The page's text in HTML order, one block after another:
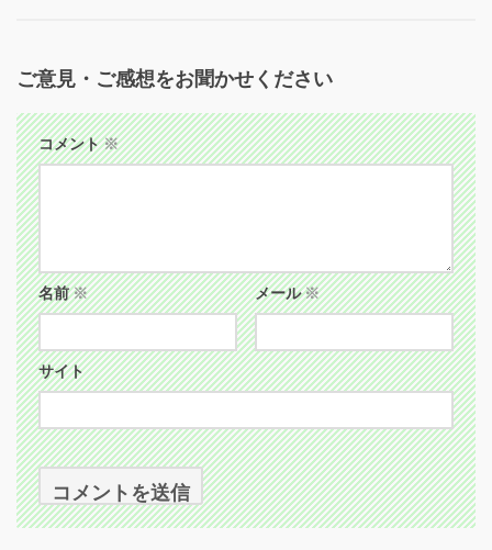
ご意見・ご感想をお聞かせください
コメント※
名前※ メール※
サイト